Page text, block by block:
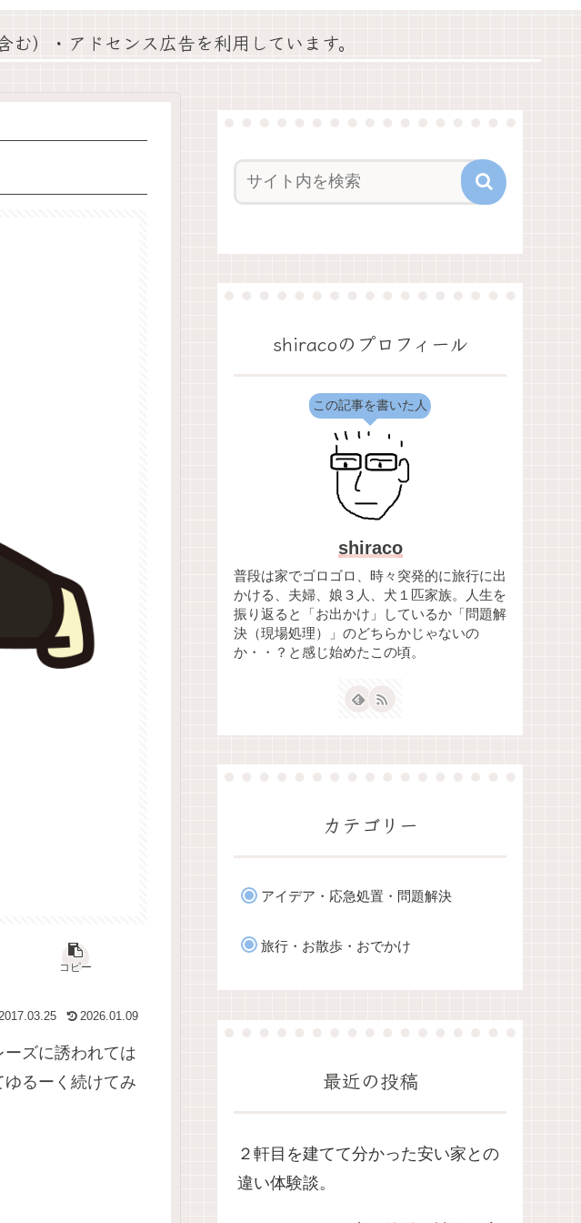
）・アドセンス広告を利用しています。
コピー
2026.01.09
ズに誘われては
るーく続けてみ
shiracoのプロフィール
この記事を書いた人
shiraco
普段は家でゴロゴロ、時々突発的に旅行に出
かける、夫婦、娘３人、犬１匹家族。人生を
振り返ると「お出かけ」しているか「問題解
決（現場処理）」のどちらかじゃないの
か・・？と感じ始めたこの頃。
カテゴリー
アイデア・応急処置・問題解決
旅行・お散歩・おでかけ
最近の投稿
２軒目を建てて分かった安い家との
違い体験談。